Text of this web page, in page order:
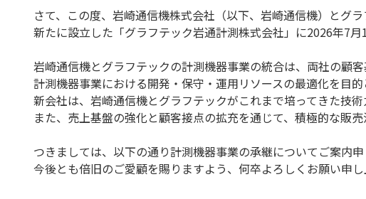
さて、この度、岩崎通信機株式会社（以下、岩崎通信機）とグ
新たに設立した「グラフテック岩通計測株式会社」に2026年7
岩崎通信機とグラフテックの計測機器事業の統合は、両社の顧
計測機器事業における開発・保守・運用リソースの最適化を目的
新会社は、岩崎通信機とグラフテックがこれまで培ってきた技
また、売上基盤の強化と顧客接点の拡充を通じて、積極的な販
つきましては、以下の通り計測機器事業の承継についてご案内申
今後とも倍旧のご愛顧を賜りますよう、何卒よろしくお願い申し